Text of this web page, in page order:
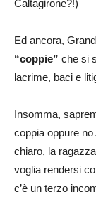
Caltagirone?!)
Ed ancora,
“coppie” che si
lacrime, baci e
Insomma,
coppia oppure
chiaro, la
voglia rendersi
c’è un terzo